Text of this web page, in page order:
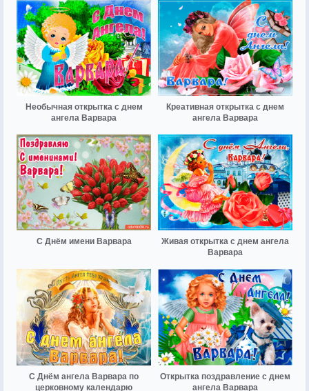
Необычная открытка с днем
ангела Варвара
Креативная открытка с днем
ангела Варвара
С Днём имени Варвара
Живая открытка с днем ангела
Варвара
С Днём ангела Варвара по
церковному календарю
Открытка поздравление с днем
ангела Варвара